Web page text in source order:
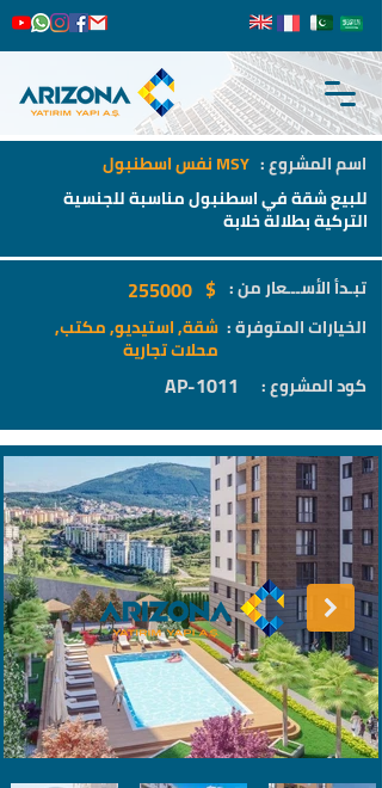
اسم المشروع :
للبيع شقة في اسطنبول مناسبة للجنسية
التركية بطلالة خلابة
MSY نفس اسطنبول
تبـدأ الأســـعار من : 255000
الخيارات المتوفرة : شقة, استيديو, مكتب,
محلات تجارية
كود المشروع :
AP-1011
$